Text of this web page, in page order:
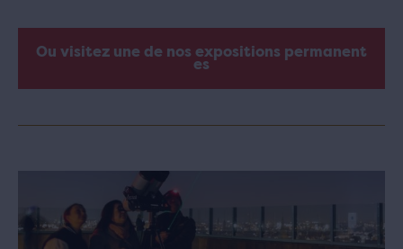
Ou visitez une de nos expositions permanent
es